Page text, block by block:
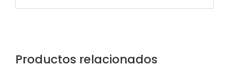
Productos relacionados